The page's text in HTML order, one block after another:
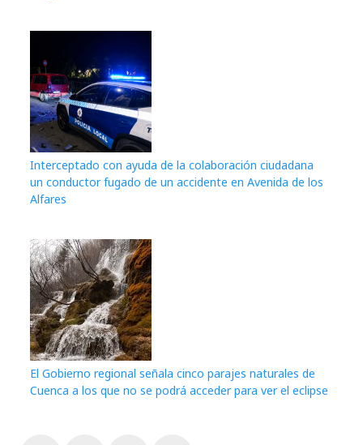
Interceptado con ayuda de la colaboración ciudadana
un conductor fugado de un accidente en Avenida de los
Alfares
El Gobierno regional señala cinco parajes naturales de
Cuenca a los que no se podrá acceder para ver el eclipse